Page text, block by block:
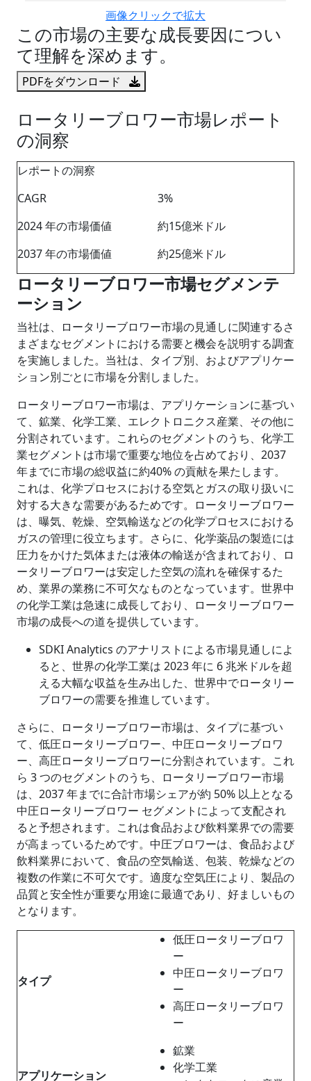
画像クリックで拡大
この市場の主要な成長要因につい
て理解を深めます。
PDFをダウンロード
ロータリーブロワー市場レポート
の洞察
レポートの洞察
CAGR
3%
2024 年の市場価値
約15億米ドル
2037 年の市場価値
約25億米ドル
ロータリーブロワー市場セグメンテ
ーション
当社は、ロータリーブロワー市場の見通しに関連するさ
まざまなセグメントにおける需要と機会を説明する調査
を実施しました。当社は、タイプ別、およびアプリケー
ション別ごとに市場を分割しました。
ロータリーブロワー市場は、アプリケーションに基づい
て、鉱業、化学工業、エレクトロニクス産業、その他に
分割されています。これらのセグメントのうち、化学工
業セグメントは市場で重要な地位を占めており、2037
年までに市場の総収益に約40% の貢献を果たします。
これは、化学プロセスにおける空気とガスの取り扱いに
対する大きな需要があるためです。ロータリーブロワー
は、曝気、乾燥、空気輸送などの化学プロセスにおける
ガスの管理に役立ちます。さらに、化学薬品の製造には
圧力をかけた気体または液体の輸送が含まれており、ロ
ータリーブロワーは安定した空気の流れを確保するた
め、業界の業務に不可欠なものとなっています。世界中
の化学工業は急速に成長しており、ロータリーブロワー
市場の成長への道を提供しています。
SDKI Analytics のアナリストによる市場見通しによ
ると、世界の化学工業は 2023 年に 6 兆米ドルを超
える大幅な収益を生み出した、世界中でロータリー
ブロワーの需要を推進しています。
さらに、ロータリーブロワー市場は、タイプに基づい
て、低圧ロータリーブロワー、中圧ロータリーブロワ
ー、高圧ロータリーブロワーに分割されています。これ
ら 3 つのセグメントのうち、ロータリーブロワー市場
は、2037 年までに合計市場シェアが約 50% 以上となる
中圧ロータリーブロワー セグメントによって支配され
ると予想されます。これは食品および飲料業界での需要
が高まっているためです。中圧ブロワーは、食品および
飲料業界において、食品の空気輸送、包装、乾燥などの
複数の作業に不可欠です。適度な空気圧により、製品の
品質と安全性が重要な用途に最適であり、好ましいもの
となります。
タイプ
低圧ロータリーブロワ
ー
中圧ロータリーブロワ
ー
高圧ロータリーブロワ
ー
アプリケーション
鉱業
化学工業